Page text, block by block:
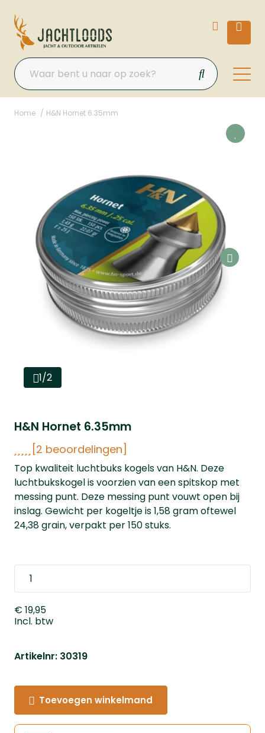
Home H&N Hornet 6.35mm
1/2
H&N Hornet 6.35mm
[2 beoordelingen]
Top kwaliteit luchtbuks kogels van H&N. Deze
luchtbukskogel is voorzien van een spitskop met
messing punt. Deze messing punt vouwt open bij
inslag. Gewicht per kogeltje is 1,58 gram oftewel
24,38 grain, verpakt per 150 stuks.
€ 19,95
Incl. btw
Artikelnr: 30319
Toevoegen winkelmand